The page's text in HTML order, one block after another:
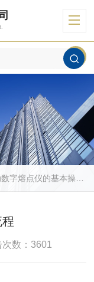
字熔点仪的基本操作流程
次数：3601